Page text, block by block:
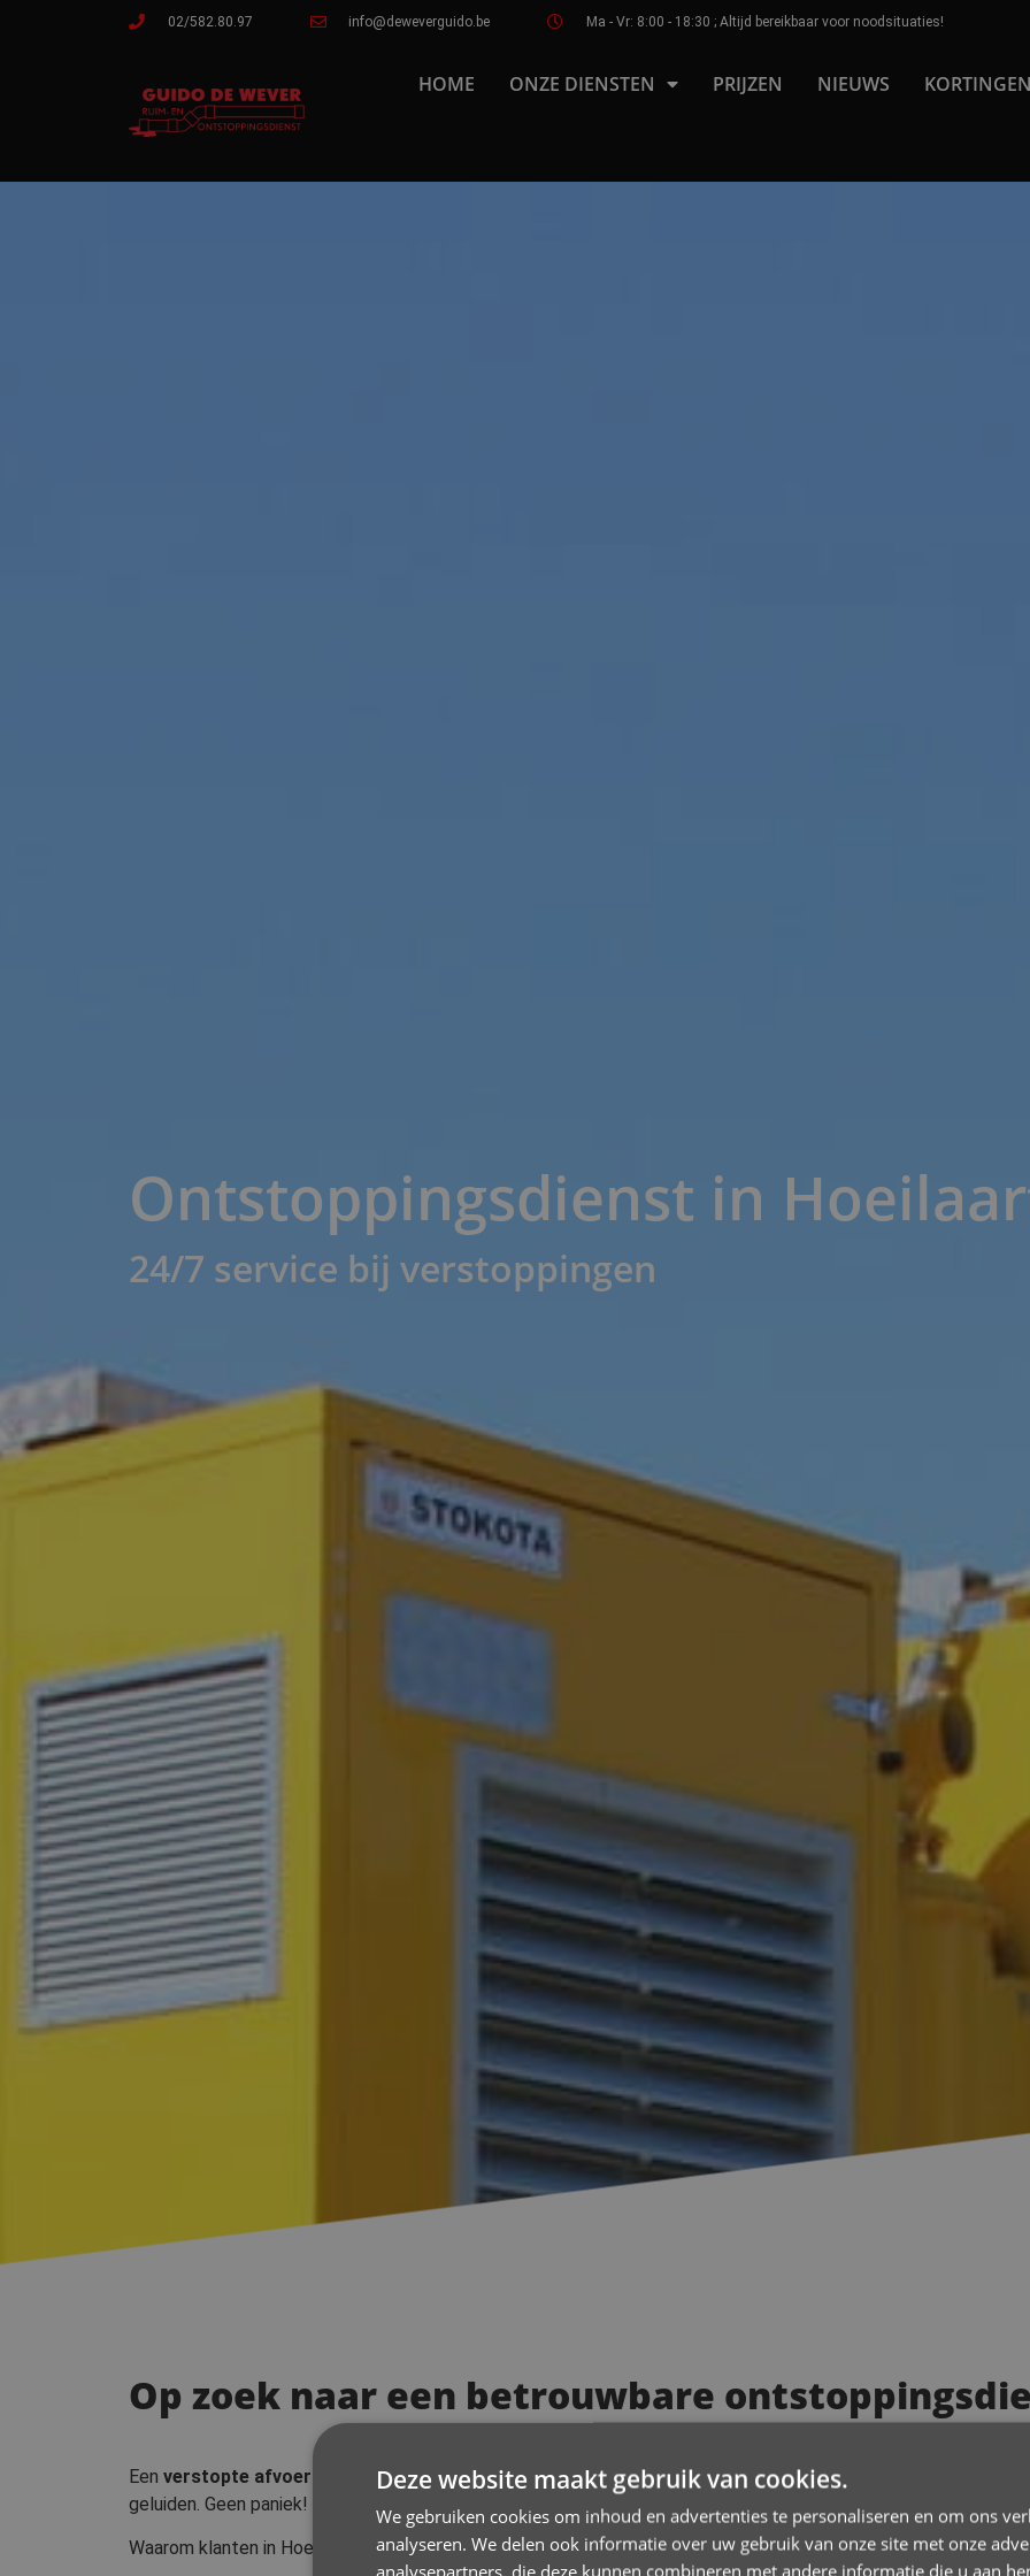
02/582.80.97 info@deweverguido.be Ma - Vr: 8:00 - 18:30 ; Altijd bereikbaar voor noodsituaties!
HOME ONZE DIENSTEN PRIJZEN NIEUWS
Ontstoppingsdienst in
24/7 service bij verstoppingen
Op zoek naar een betrouwbare
Een verstopte afvoer kan voor flink wat overlast zorgen. Het water loopt niet weg, er hangt een
geluiden. Geen paniek! Onze
ontstoppingsdienst in Hoeilaart staat 24/7 klaar om je probleem snel en
Waarom klanten in Hoeilaart kiezen voor Guido De Wever
Deze website maakt gebruik van cookies.
We gebruiken cookies om inhoud en advertenties te personaliseren en om ons
analyseren. We delen ook informatie over uw gebruik van onze site met onze
analysepartners, die deze kunnen combineren met andere informatie die u aan